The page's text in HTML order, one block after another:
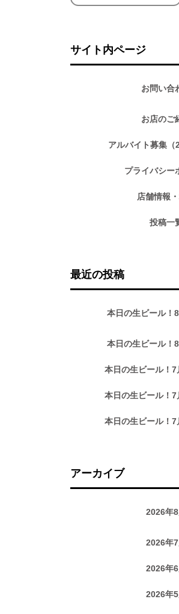
サイト内ページ
お問い合
お店のご
アルバイト募集（
プライバシー
店舗情報
投稿一
最近の投稿
本日の生ビール！
本日の生ビール！
本日の生ビール！7
本日の生ビール！7
本日の生ビール！7
アーカイブ
2026年8
2026年7
2026年6
2026年5